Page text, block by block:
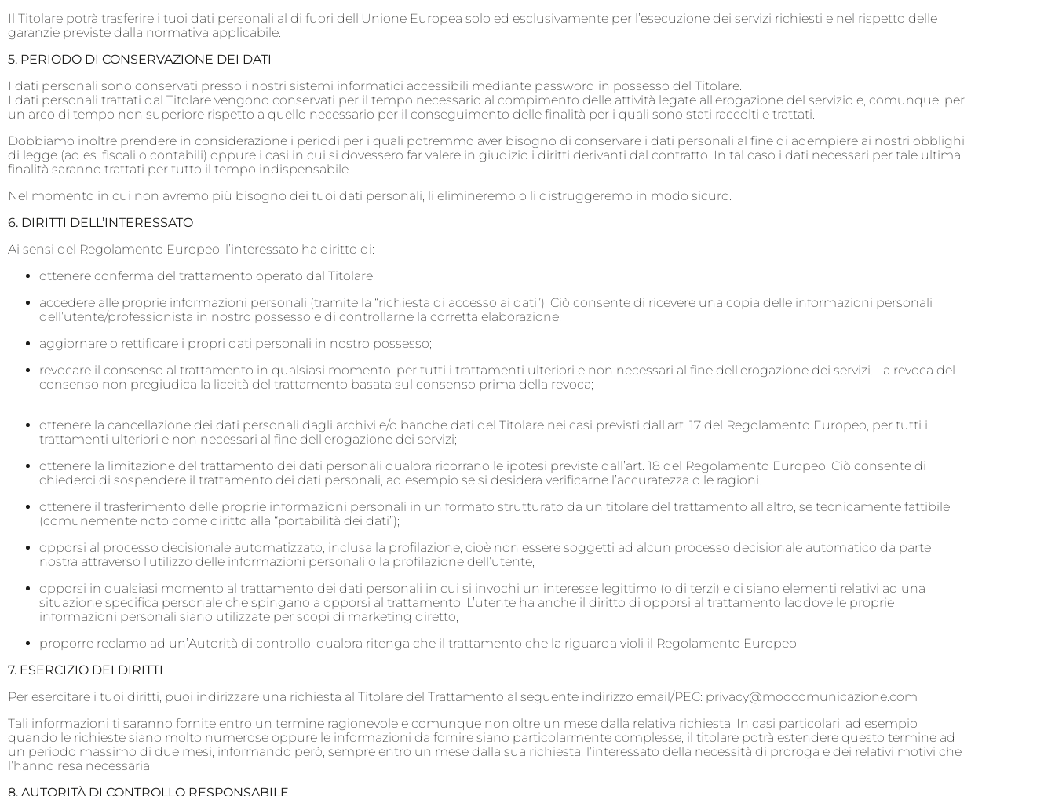
Il Titolare potrà trasferire i tuoi dati personali al di fuori dell’Unione Europea solo ed esclusivamente per l’esecuzione dei servizi richiesti e nel rispetto delle
garanzie previste dalla normativa applicabile.
5. PERIODO DI CONSERVAZIONE DEI DATI
I dati personali sono conservati presso i nostri sistemi informatici accessibili mediante password in possesso del Titolare.
I dati personali trattati dal Titolare vengono conservati per il tempo necessario al compimento delle attività legate all’erogazione del servizio e, comunque, per
un arco di tempo non superiore rispetto a quello necessario per il conseguimento delle finalità per i quali sono stati raccolti e trattati.
Dobbiamo inoltre prendere in considerazione i periodi per i quali potremmo aver bisogno di conservare i dati personali al fine di adempiere ai nostri obblighi
di legge (ad es. fiscali o contabili) oppure i casi in cui si dovessero far valere in giudizio i diritti derivanti dal contratto. In tal caso i dati necessari per tale ultima
finalità saranno trattati per tutto il tempo indispensabile.
Nel momento in cui non avremo più bisogno dei tuoi dati personali, li elimineremo o li distruggeremo in modo sicuro.
6. DIRITTI DELL’INTERESSATO
Ai sensi del Regolamento Europeo, l’interessato ha diritto di:
ottenere conferma del trattamento operato dal Titolare;
accedere alle proprie informazioni personali (tramite la “richiesta di accesso ai dati”). Ciò consente di ricevere una copia delle informazioni personali
dell’utente/professionista in nostro possesso e di controllarne la corretta elaborazione;
aggiornare o rettificare i propri dati personali in nostro possesso;
revocare il consenso al trattamento in qualsiasi momento, per tutti i trattamenti ulteriori e non necessari al fine dell’erogazione dei servizi. La revoca del
consenso non pregiudica la liceità del trattamento basata sul consenso prima della revoca;
ottenere la cancellazione dei dati personali dagli archivi e/o banche dati del Titolare nei casi previsti dall’art. 17 del Regolamento Europeo, per tutti i
trattamenti ulteriori e non necessari al fine dell’erogazione dei servizi;
ottenere la limitazione del trattamento dei dati personali qualora ricorrano le ipotesi previste dall’art. 18 del Regolamento Europeo. Ciò consente di
chiederci di sospendere il trattamento dei dati personali, ad esempio se si desidera verificarne l’accuratezza o le ragioni.
ottenere il trasferimento delle proprie informazioni personali in un formato strutturato da un titolare del trattamento all’altro, se tecnicamente fattibile
(comunemente noto come diritto alla “portabilità dei dati”);
opporsi al processo decisionale automatizzato, inclusa la profilazione, cioè non essere soggetti ad alcun processo decisionale automatico da parte
nostra attraverso l’utilizzo delle informazioni personali o la profilazione dell’utente;
opporsi in qualsiasi momento al trattamento dei dati personali in cui si invochi un interesse legittimo (o di terzi) e ci siano elementi relativi ad una
situazione specifica personale che spingano a opporsi al trattamento. L’utente ha anche il diritto di opporsi al trattamento laddove le proprie
informazioni personali siano utilizzate per scopi di marketing diretto;
proporre reclamo ad un’Autorità di controllo, qualora ritenga che il trattamento che la riguarda violi il Regolamento Europeo.
7. ESERCIZIO DEI DIRITTI
Per esercitare i tuoi diritti, puoi indirizzare una richiesta al Titolare del Trattamento al seguente indirizzo email/PEC: privacy@moocomunicazione.com
Tali informazioni ti saranno fornite entro un termine ragionevole e comunque non oltre un mese dalla relativa richiesta. In casi particolari, ad esempio
quando le richieste siano molto numerose oppure le informazioni da fornire siano particolarmente complesse, il titolare potrà estendere questo termine ad
un periodo massimo di due mesi, informando però, sempre entro un mese dalla sua richiesta, l’interessato della necessità di proroga e dei relativi motivi che
l’hanno resa necessaria.
8. AUTORITÀ DI CONTROLLO RESPONSABILE